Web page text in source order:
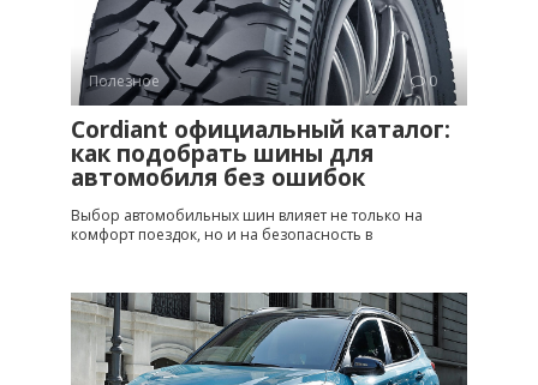
Полезное 0
Cordiant официальный каталог:
как подобрать шины для
автомобиля без ошибок
Выбор автомобильных шин влияет не только на
комфорт поездок, но и на безопасность в